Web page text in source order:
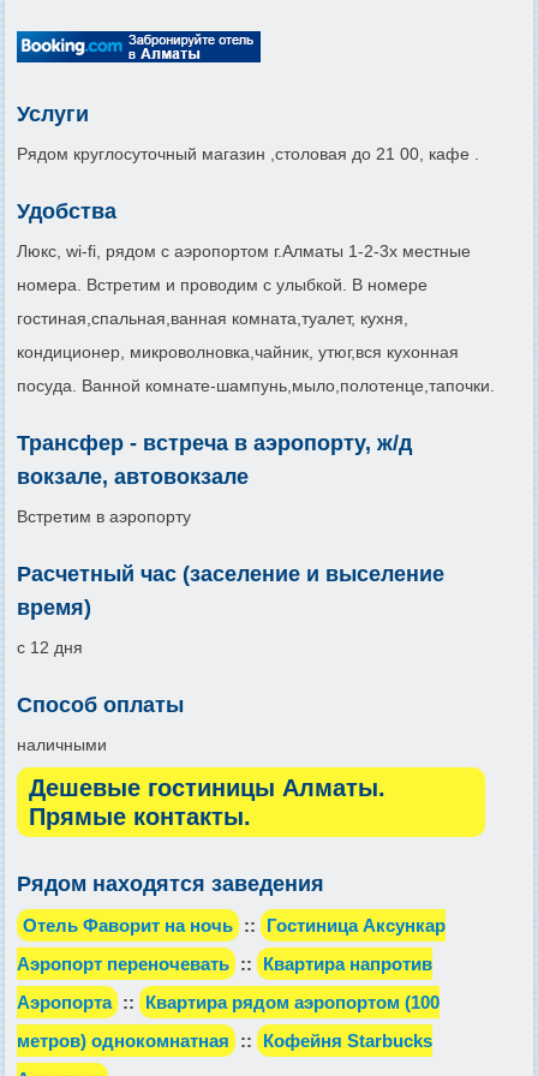
Услуги
Рядом круглосуточный магазин ,столовая до 21 00, кафе .
Удобства
Люкс, wi-fi, рядом с аэропортом г.Алматы 1-2-3х местные
номера. Встретим и проводим с улыбкой. В номере
гостиная,спальная,ванная комната,туалет, кухня,
кондиционер, микроволновка,чайник, утюг,вся кухонная
посуда. Ванной комнате-шампунь,мыло,полотенце,тапочки.
Трансфер - встреча в аэропорту, ж/д
вокзале, автовокзале
Встретим в аэропорту
Расчетный час (заселение и выселение
время)
с 12 дня
Способ оплаты
наличными
Дешевые гостиницы Алматы.
Прямые контакты.
Рядом находятся заведения
Отель Фаворит на ночь ::
Гостиница Аксункар
Аэропорт переночевать ::
Квартира напротив
Аэропорта ::
Квартира рядом аэропортом (100
метров) однокомнатная
::
Кофейня Starbucks